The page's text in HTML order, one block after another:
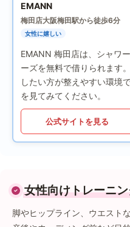
EMANN
梅田店大阪梅田駅から徒歩6分
女性に嬉しい
EMANN 梅田店は、シャワ
ーズを無料で借りられます
したい方が整えやすい環境
を見てみてください。
公式サイトを見る
女性向けトレーニ
脚やヒップライン、ウエスト